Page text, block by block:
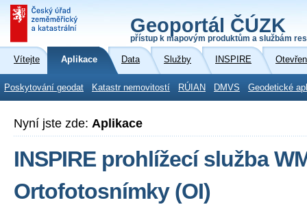
Geoportál ČÚZK
přístup k mapovým produktům a službám
Vítejte Aplikace Data Služby INSPIRE
Poskytování geodat Katastr nemovitostí RÚIAN DMVS Geodetické
Nyní jste zde: Aplikace
INSPIRE prohlížecí služba
Ortofotosnímky (OI)